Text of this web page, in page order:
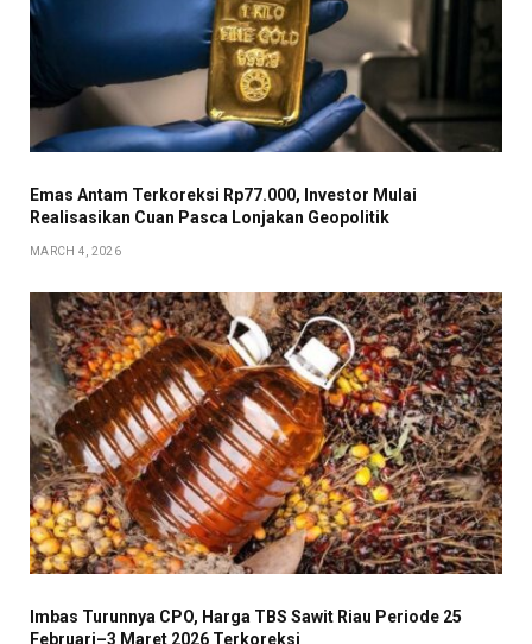
Emas Antam Terkoreksi Rp77.000, Investor Mulai
Realisasikan Cuan Pasca Lonjakan Geopolitik
MARCH 4, 2026
Imbas Turunnya CPO, Harga TBS Sawit Riau Periode 25
Februari–3 Maret 2026 Terkoreksi